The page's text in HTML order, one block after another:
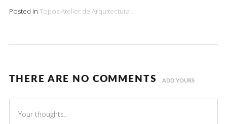
Posted in Topos Atelier de Arquitectura .
THERE ARE NO COMMENTS ADD YOURS